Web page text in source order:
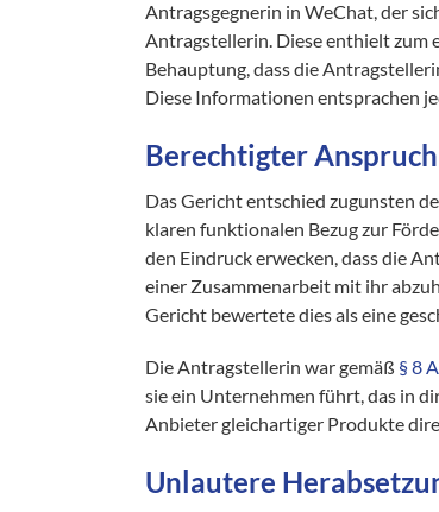
Antragsgegnerin in WeChat, der
Antragstellerin. Diese enthielt zum
Behauptung, dass die
Diese Informationen entsprachen
Berechtigter Anspruch
Das Gericht entschied zugunsten
klaren funktionalen Bezug zur
den Eindruck erwecken, dass die
einer Zusammenarbeit mit ihr
Gericht bewertete dies als eine
Die Antragstellerin war gemäß § 8
sie ein Unternehmen führt, das in
Anbieter gleichartiger Produkte
Unlautere